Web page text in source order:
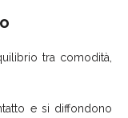
tra comodità,
e si diffondono